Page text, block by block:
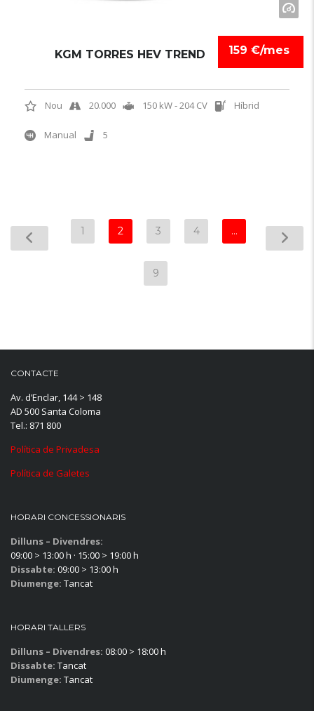
159 €/mes
KGM TORRES HEV TREND
Nou 20.000 150 kW - 204 CV Híbrid
Manual 5
1 2 3 4 …
9
CONTACTE
Av. d’Enclar, 144 > 148
AD 500 Santa Coloma
Tel.: 871 800
Política de Privadesa
Política de Galetes
HORARI CONCESSIONARIS
Dilluns – Divendres:
09:00 > 13:00 h · 15:00 > 19:00 h
Dissabte: 09:00 > 13:00 h
Diumenge: Tancat
HORARI TALLERS
Dilluns – Divendres: 08:00 > 18:00 h
Dissabte: Tancat
Diumenge: Tancat